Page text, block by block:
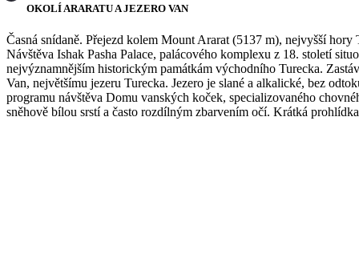
OKOLÍ ARARATU A JEZERO VAN
Časná snídaně. Přejezd kolem Mount Ararat (5137 m), nejvyšší
Návštěva Ishak Pasha Palace, palácového komplexu z 18. století
nejvýznamnějším historickým památkám východního Turecka.
Van, největšímu jezeru Turecka. Jezero je slané a alkalické, bez
programu návštěva Domu vanských koček, specializovaného
sněhově bílou srstí a často rozdílným zbarvením očí. Krátká